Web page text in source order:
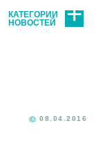
КАТЕГОРИИ
НОВОСТЕЙ
08.04.2016